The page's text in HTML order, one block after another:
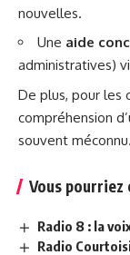
nouvelles.
Une aide
administratives)
De plus, pour les
compréhension
souvent méconnu.
Vous pourriez
Radio 8 : la
Radio